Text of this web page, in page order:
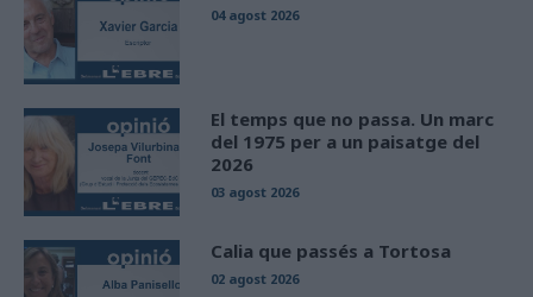
04 agost 2026
El temps que no passa. Un marc
del 1975 per a un paisatge del
2026
03 agost 2026
Calia que passés a Tortosa
02 agost 2026